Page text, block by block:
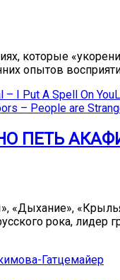
которые
опытов
– I Put A Spell On You
– People are
ПЕТЬ
«Дыхание»,
рока,
Гатцемайер